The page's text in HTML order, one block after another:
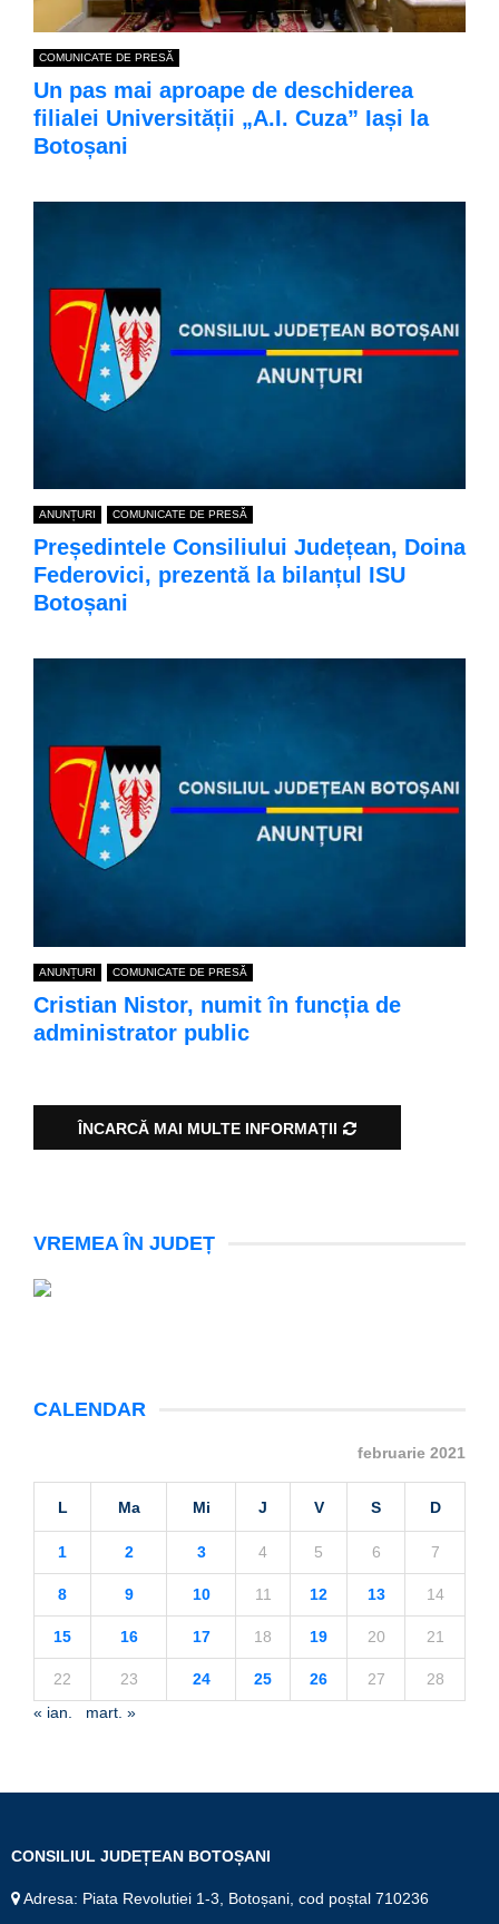
COMUNICATE DE PRESĂ
Un pas mai aproape de deschiderea
filialei Universității „A.I. Cuza” Iași la
Botoșani
ANUNȚURI COMUNICATE DE PRESĂ
Președintele Consiliului Județean, Doina
Federovici, prezentă la bilanțul ISU
Botoșani
ANUNȚURI COMUNICATE DE PRESĂ
Cristian Nistor, numit în funcția de
administrator public
ÎNCARCĂ MAI MULTE INFORMAȚII
VREMEA ÎN JUDEȚ
CALENDAR
februarie 2021
L Ma Mi J V S D
1 2 3 4 5 6 7
8 9 10 11 12 13 14
15 16 17 18 19 20 21
22 23 24 25 26 27
28
« ian.
mart. »
CONSILIUL JUDEȚEAN BOTOȘANI
Adresa: Piata Revolutiei 1-3, Botoșani, cod poștal 710236